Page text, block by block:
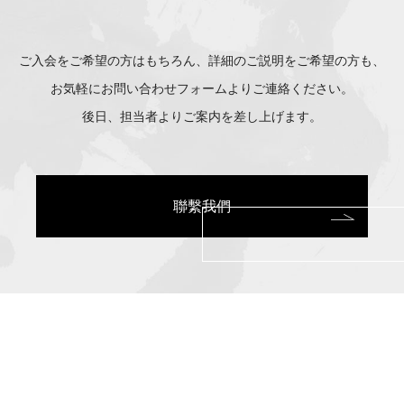
ご入会をご希望の方はもちろん、詳細のご説明をご希望の方も、
お気軽にお問い合わせフォームよりご連絡ください。
後日、担当者よりご案内を差し上げます。
聯繫我們